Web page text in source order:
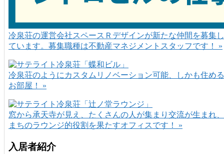
冷泉荘の運営会社スペースＲデザインが新たな仲間を募集し
ています。募集職種は不動産マネジメントスタッフです！ »
冷泉荘のようにカスタムリノベーション可能、しかも住める
お部屋！ »
窓から承天寺が見え、たくさんの人が集まり交流が生まれ、
まちのラウンジ的役割を果たすオフィスです！ »
入居者紹介